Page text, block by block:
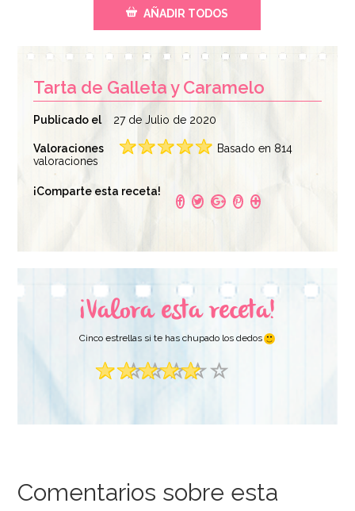
para Pastelería 20 m
AÑADIR
100 ml
AÑADIR
AÑADIR TODOS
Tarta de Galleta y Caramelo
Publicado el 27 de Julio de 2020
Valoraciones
Basado en 814
valoraciones
¡Comparte esta receta!
¡Valora esta receta!
Cinco estrellas si te has chupado los dedos
Comentarios sobre esta